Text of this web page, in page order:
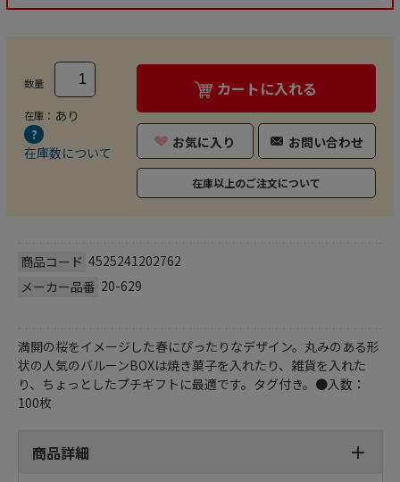
数量
在庫： あり
在庫数について
カートに入れる
お気に入り お問い合わせ
在庫以上のご注文について
商品コード 4525241202762
メーカー品番 20-629
満開の桜をイメージした春にぴったりなデザイン。丸みのある形
状の人気のバルーンBOXは焼き菓子を入れたり、雑貨を入れた
り、ちょっとしたプチギフトに最適です。タグ付き。●入数：
100枚
商品詳細